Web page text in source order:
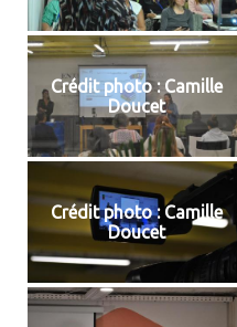
Crédit photo : Camille
Doucet
Crédit photo : Camille
Doucet